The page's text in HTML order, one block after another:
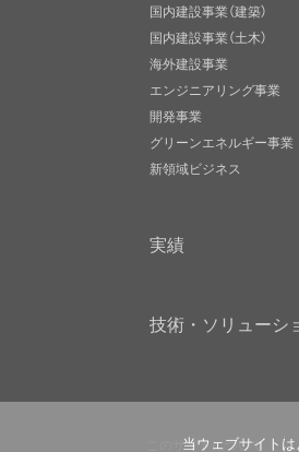
当ウェブサイト
国内建設事業（建築）
国内建設事業（土木）
海外建設事業
エンジニアリング事業
開発事業
グリーンエネルギー事業
新領域ビジネス
実績
技術・ソリューシ
このサイトについて